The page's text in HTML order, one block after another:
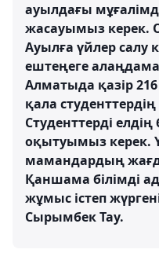
ауылдағы
жасауымыз керек.
Ауылға үйлер салу
ештеңеге
Алматыда қазір
қала
Студенттерді
оқытуымыз керек.
мамандардың
Қаншама білімді
жұмыс істеп
Сырымбек Тау.